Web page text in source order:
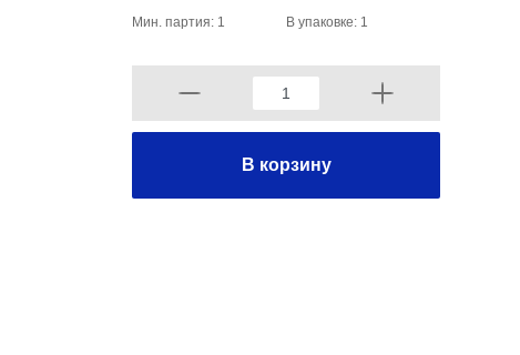
Мин. партия: 1 В упаковке: 1
В корзину